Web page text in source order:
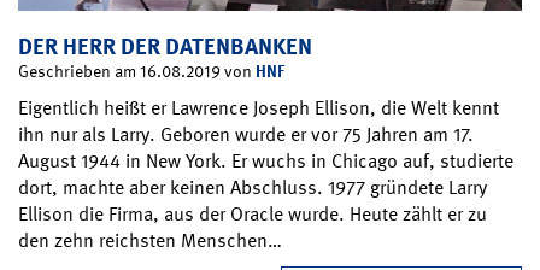
DER HERR DER DATENBANKEN
Geschrieben am 16.08.2019 von HNF
Eigentlich heißt er Lawrence Joseph Ellison, die Welt kennt
ihn nur als Larry. Geboren wurde er vor 75 Jahren am 17.
August 1944 in New York. Er wuchs in Chicago auf, studierte
dort, machte aber keinen Abschluss. 1977 gründete Larry
Ellison die Firma, aus der Oracle wurde. Heute zählt er zu
den zehn reichsten Menschen…